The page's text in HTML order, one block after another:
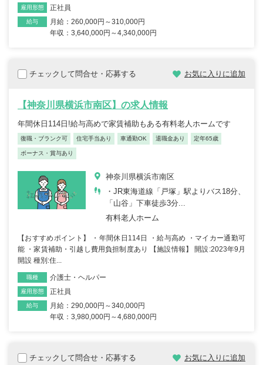
雇用形態 正社員
給与
月給：260,000円～310,000円
年収：3,640,000円～4,340,000円
チェックして問合せ・応募する お気に入りに追加
【神奈川県横浜市南区】の求人情報
年間休日114日!給与高めで家賃補助もある有料老人ホームです
復職・ブランク可 住宅手当あり 車通勤OK 退職金あり 定年65歳
ボーナス・賞与あり
神奈川県横浜市南区
・JR東海道線「戸塚」駅よりバス18分、
「山谷」下車徒歩3分...
有料老人ホーム
【おすすめポイント】 ・年間休日114日 ・給与高め ・マイカー通勤可
能 ・家賃補助・引越し費用負担制度あり 【施設情報】 開設:2023年9月
開設 種別:住...
職種 介護士・ヘルパー
雇用形態 正社員
給与
月給：290,000円～340,000円
年収：3,980,000円～4,680,000円
チェックして問合せ・応募する お気に入りに追加